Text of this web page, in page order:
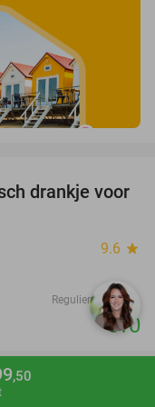
,50
52%
drankje voor
9.6 star
Regulier €21
€10
favorite_border
De Ruyter